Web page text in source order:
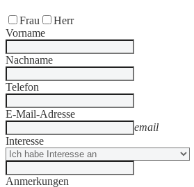
Frau
Herr
Vorname
Nachname
Telefon
E-Mail-Adresse
email
Interesse
Anmerkungen